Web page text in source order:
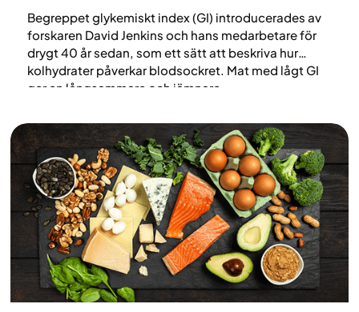
Begreppet glykemiskt index (GI) introducerades av
forskaren David Jenkins och hans medarbetare för
drygt 40 år sedan, som ett sätt att beskriva hur
kolhydrater påverkar blodsockret. Mat med lågt GI
ger en långsammare och jämnare
snabbare höjer blodsockret. I den här artikeln går vi
igenom hur GI fungerar, vad forskningen säger och
vilka för- och nackdelar som finns.